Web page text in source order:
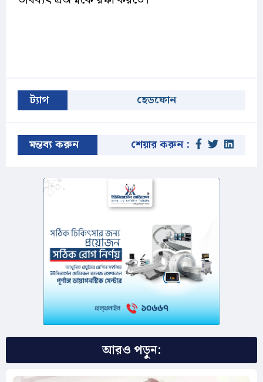
ট্যাগ হেডফোন
মন্তব্য করুন শেয়ার করুন :
আরও পড়ুন: